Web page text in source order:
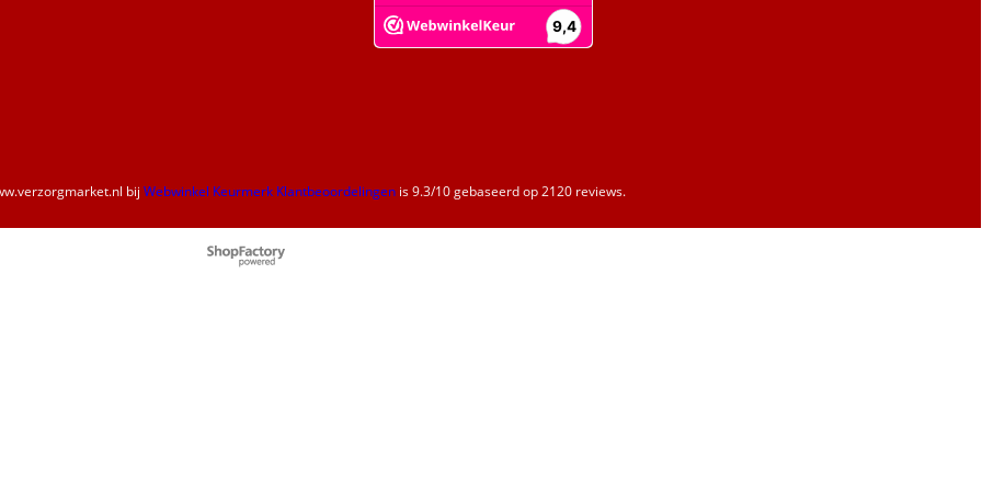
bij Webwinkel Keurmerk Klantbeoordelingen is9.3/10gebaseerd op 2120 reviews.
Webwinkel gemaakt met
ShopFactory webwinkel